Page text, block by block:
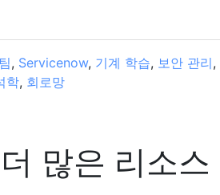
, Servicenow, 기계 학습, 보안 관리,
학, 회로망
더 많은 리소스